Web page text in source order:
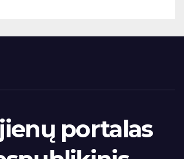
portalas